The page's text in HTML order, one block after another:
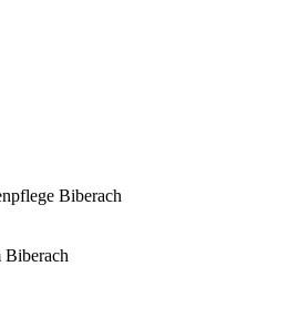
Biberach
Biberach